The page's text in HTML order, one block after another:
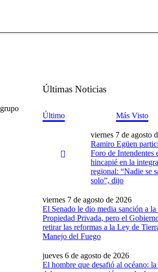
Últimas Noticias
Último Más Visto
viernes 7 de agosto
Ramiro Egüen
Foro de Intendentes
hincapié en la
regional: “Nadie se
solo”, dijo
viernes 7 de agosto de 2026
El Senado le dio media sanción a
Propiedad Privada, pero el
retirar las reformas a la Ley de
Manejo del Fuego
jueves 6 de agosto de 2026
El hombre que desafió al océano: